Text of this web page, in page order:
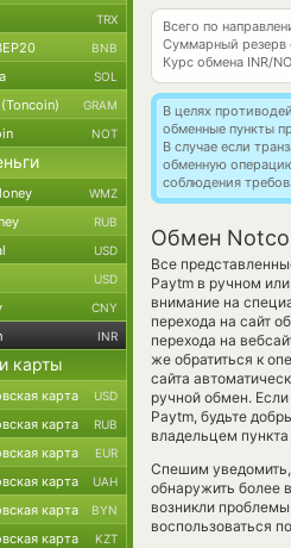
Всего по
Суммарный резерв
Курс обмена INR/
В целях
обменные пункты
В случае если
обменную
соблюдения
Обмен
Все
Paytm в ручном
внимание на
перехода на сайт
перехода на
же обратиться к
сайта
ручной обмен.
Paytm, будьте
владельцем
Спешим
обнаружить более
возникли
воспользоваться
TRX
BNB
SOL
GRAM
NOT
WMZ
RUB
USD
USD
CNY
INR
карты
карта USD
карта RUB
карта EUR
карта UAH
карта BYN
карта KZT